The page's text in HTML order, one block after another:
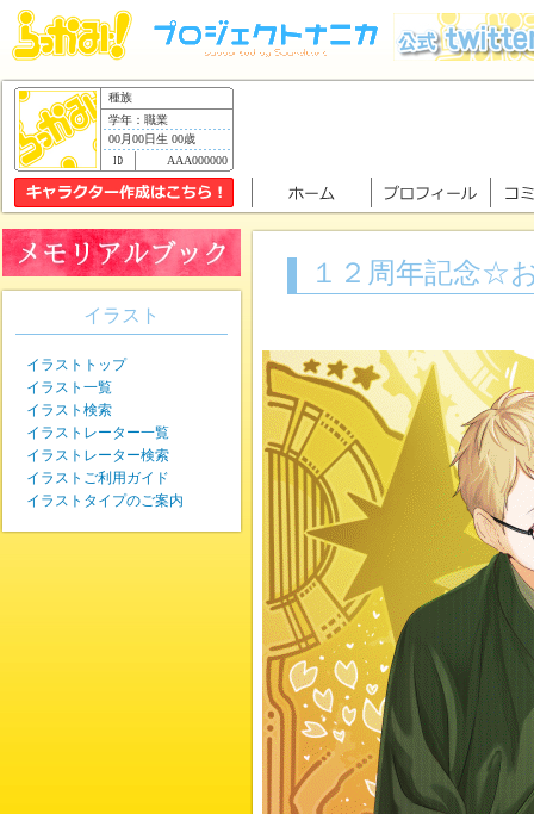
種族
学年：職業
00月00日生 00歳
AAA000000
１２周年記念☆
イラスト
イラストトップ
イラスト一覧
イラスト検索
イラストレーター一覧
イラストレーター検索
イラストご利用ガイド
イラストタイプのご案内